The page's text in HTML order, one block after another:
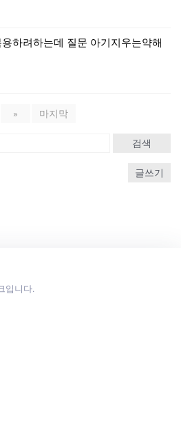
하려하는데 질문 아기지우는약해
» 마지막
검색
글쓰기
입니다.